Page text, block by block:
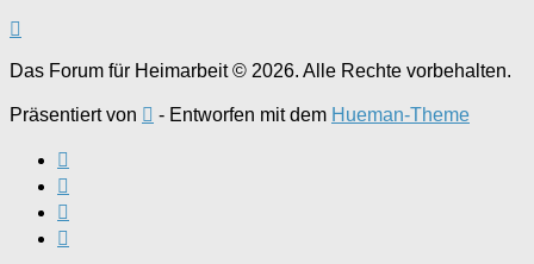
Das Forum für Heimarbeit © 2026. Alle Rechte vorbehalten.
Präsentiert von - Entworfen mit dem Hueman-Theme